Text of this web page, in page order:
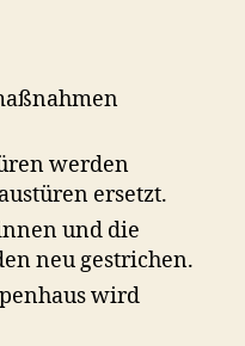
werden
ersetzt.
und die
neu gestrichen.
wird